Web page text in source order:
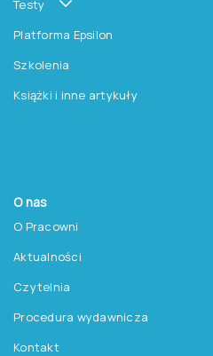
Testy
Platforma Epsilon
Szkolenia
Książki i inne artykuły
O nas
O Pracowni
Aktualności
Czytelnia
Procedura wydawnicza
Kontakt